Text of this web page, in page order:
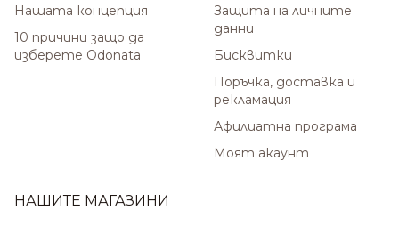
Нашата концепция
10 причини защо да
изберете Odonata
Защита на личните
данни
Бисквитки
Поръчка, доставка и
рекламация
Афилиатна програма
Моят акаунт
НАШИТЕ МАГАЗИНИ